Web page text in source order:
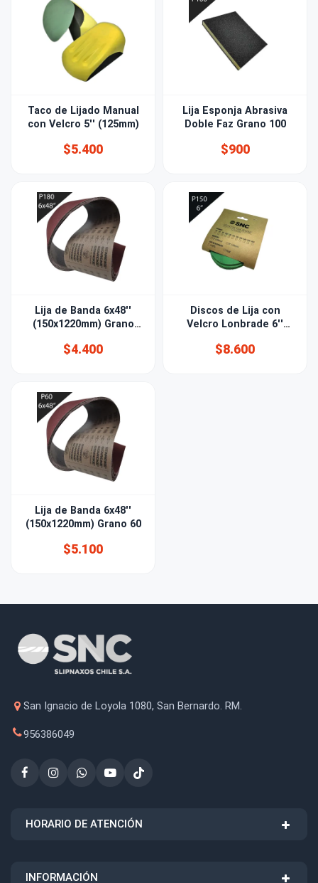
Taco de Lijado Manual
con Velcro 5'' (125mm)
$5.400
Lija Esponja Abrasiva
Doble Faz Grano 100
$900
Lija de Banda 6x48''
(150x1220mm) Grano
$4.400
Discos de Lija con
Velcro Lonbrade 6''
$8.600
Lija de Banda 6x48''
(150x1220mm) Grano 60
$5.100
San Ignacio de Loyola 1080, San Bernardo. RM.
956386049
HORARIO DE ATENCIÓN
INFORMACIÓN